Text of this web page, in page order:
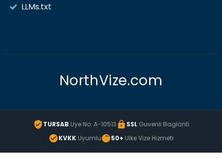
LLMs.txt
NorthVize.com
TURSAB Uye No: A-10513 SSLGuvenli Baglanti
KVKK Uyumlu 50+ Ulke Vize Hizmeti